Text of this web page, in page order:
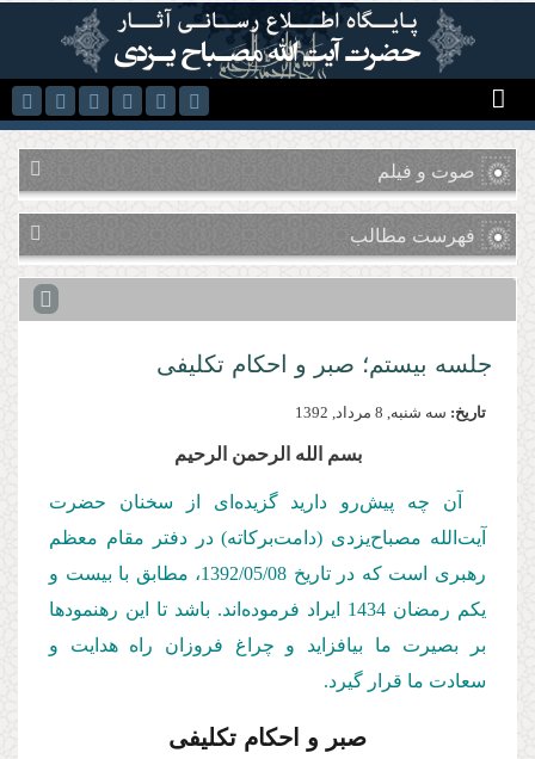
رفتن به محتوای اصلی
صوت و فیلم
فهرست مطالب
جلسه بیستم؛ صبر و احكام تكلیفی
تاریخ: سه شنبه, 8 مرداد, 1392
بسم الله الرحمن الرحیم
آن چه پیش‌رو دارید گزیده‌ای از سخنان حضرت
آیت‌الله مصباح‌یزدی (دامت‌بركاته) در دفتر مقام معظم
رهبری است كه در تاریخ 1392/05/08، مطابق با بیست و
یكم رمضان 1434 ایراد فرموده‌اند. باشد تا این رهنمودها
بر بصیرت ما بیافزاید و چراغ فروزان راه هدایت و
سعادت ما قرار گیرد.
صبر و احكام تكلیفی